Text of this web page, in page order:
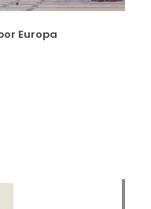
Europa